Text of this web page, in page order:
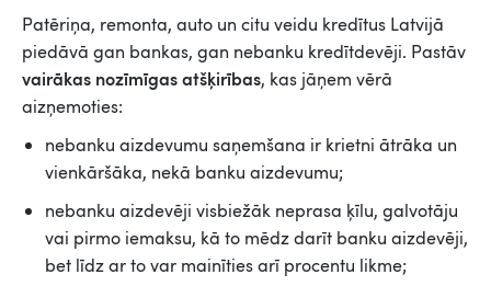
Patēriņa, remonta, auto un citu veidu kredītus Latvijā
piedāvā gan bankas, gan nebanku kredītdevēji. Pastāv
vairākas nozīmīgas atšķirības, kas jāņem vērā
aizņemoties:
nebanku aizdevumu saņemšana ir krietni ātrāka un
vienkāršāka, nekā banku aizdevumu;
nebanku aizdevēji visbiežāk neprasa ķīlu, galvotāju
vai pirmo iemaksu, kā to mēdz darīt banku aizdevēji,
bet līdz ar to var mainīties arī procentu likme;